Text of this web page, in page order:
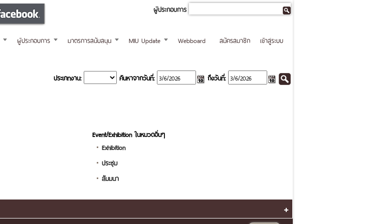
ผู้ประกอบการ
ผู้ประกอบการ มาตรการสนับสนุน MIU Update Webboard เข้าสู่ระบบ
สมัครสมาชิก
ประเภทงาน: ค้นหาจากวันที่: ถึงวันที่:
Event/Exhibition ในหมวดอื่นๆ
Exhibition
ประชุม
สัมมนา
+